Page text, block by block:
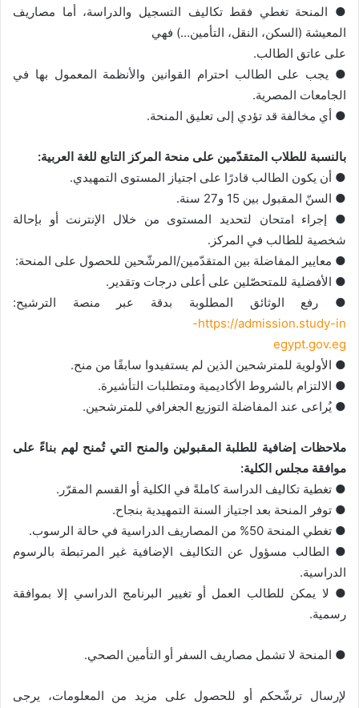
● المنحة تغطي فقط تكاليف التسجيل والدراسة، أما مصاريف
المعيشة (السكن، النقل، التأمين…) فهي
على عاتق الطالب.
● يجب على الطالب احترام القوانين والأنظمة المعمول بها في
الجامعات المصرية.
● أي مخالفة قد تؤدي إلى تعليق المنحة.
بالنسبة للطلاب المتقدّمين على منحة المركز التابع للغة العربية:
● أن يكون الطالب قادرًا على اجتياز المستوى التمهيدي.
● السنّ المقبول بين 15 و27 سنة.
● إجراء امتحان لتحديد المستوى من خلال الإنترنت أو بإحالة
شخصية للطالب في المركز.
● معايير المفاضلة بين المتقدّمين/المرشّحين للحصول على المنحة:
● الأفضلية للمتحصّلين على أعلى درجات وتقدير.
● رفع الوثائق المطلوبة بدقة عبر منصة الترشيح:
https://admission.study-in-
egypt.gov.eg
● الأولوية للمترشحين الذين لم يستفيدوا سابقًا من منح.
● الالتزام بالشروط الأكاديمية ومتطلبات التأشيرة.
● يُراعى عند المفاضلة التوزيع الجغرافي للمترشحين.
ملاحظات إضافية للطلبة المقبولين والمنح التي تُمنح لهم بناءً على
موافقة مجلس الكلية:
● تغطية تكاليف الدراسة كاملةً في الكلية أو القسم المقرّر.
● توفر المنحة بعد اجتياز السنة التمهيدية بنجاح.
● تغطي المنحة 50% من المصاريف الدراسية في حالة الرسوب.
● الطالب مسؤول عن التكاليف الإضافية غير المرتبطة بالرسوم
الدراسية.
● لا يمكن للطالب العمل أو تغيير البرنامج الدراسي إلا بموافقة
رسمية.
● المنحة لا تشمل مصاريف السفر أو التأمين الصحي.
لإرسال ترشّحكم أو للحصول على مزيد من المعلومات، يرجى